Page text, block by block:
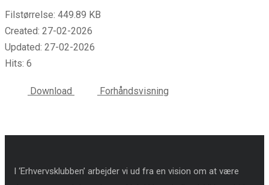
Filstørrelse: 449.89 KB
Created: 27-02-2026
Updated: 27-02-2026
Hits: 6
Download Forhåndsvisning
I ‘Erhvervsklubben’ arbejder vi ud fra en vision om at være